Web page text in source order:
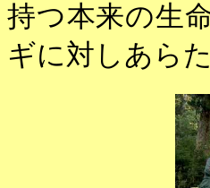
持つ本来の生
ギに対しあら